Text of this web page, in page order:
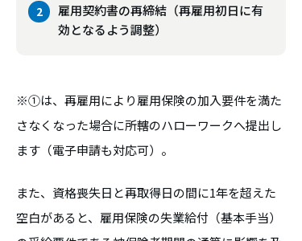
雇用契約書の再締結（再雇用初日に有
効となるよう調整）
※①は、再雇用により雇用保険の加入要件を満た
さなくなった場合に所轄のハローワークへ提出し
ます（電子申請も対応可）。
また、資格喪失日と再取得日の間に1年を超えた
空白があると、雇用保険の失業給付（基本手当）